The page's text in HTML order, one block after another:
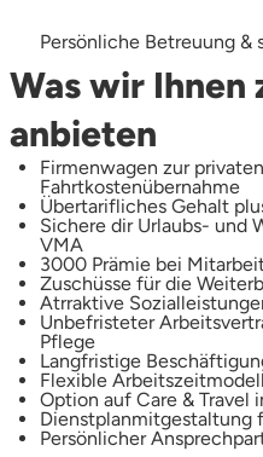
Persönliche Betreuung &
Was wir Ihnen
anbieten
Firmenwagen zur
Fahrtkostenübernahme
Übertarifliches Gehalt
Sichere dir Urlaubs- und
VMA
3000 Prämie bei
Zuschüsse für die
Atrraktive
Unbefristeter
Pflege
Langfristige
Flexible
Option auf Care & Travel
Dienstplanmitgestaltung
Persönlicher